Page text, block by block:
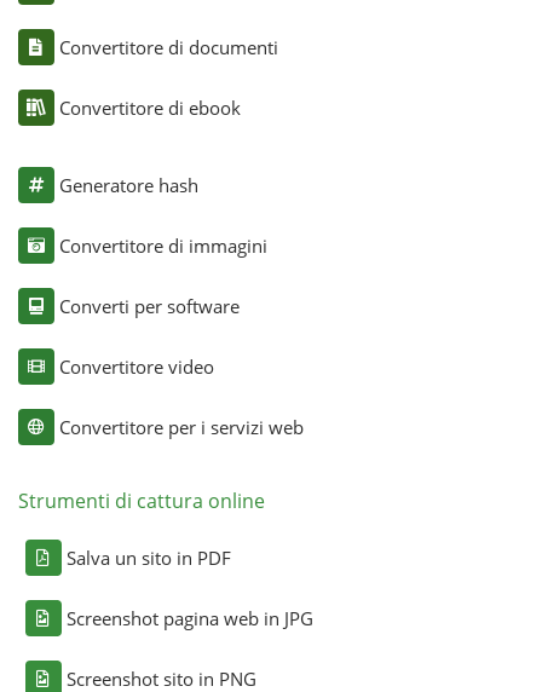
Convertitore di documenti
Convertitore di ebook
Generatore hash
Convertitore di immagini
Converti per software
Convertitore video
Convertitore per i servizi web
Strumenti di cattura online
Salva un sito in PDF
Screenshot pagina web in JPG
Screenshot sito in PNG